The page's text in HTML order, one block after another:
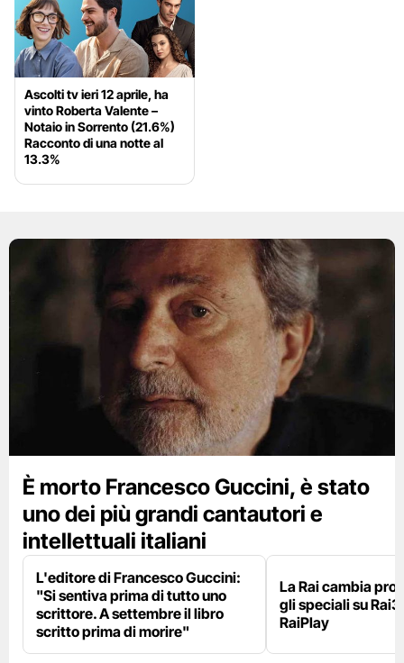
Ascolti tv ieri 12 aprile, ha
vinto Roberta Valente –
Notaio in Sorrento (21.6%)
Racconto di una notte al
13.3%
È morto Francesco Guccini, è stato
uno dei più grandi cantautori e
intellettuali italiani
L'editore di Francesco Guccini:
"Si sentiva prima di tutto uno
scrittore. A settembre il libro
scritto prima di morire"
La Rai cambia
gli speciali su
RaiPlay